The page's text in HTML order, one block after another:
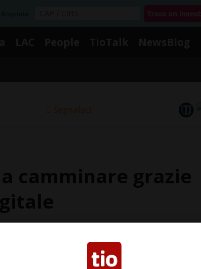
Segnalaci
universitario vodese.